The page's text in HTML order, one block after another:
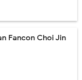
Fancon Choi Jin